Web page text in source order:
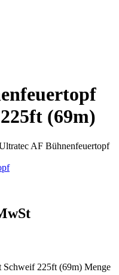
(69m)
AF Bühnenfeuertopf
225ft (69m) Menge